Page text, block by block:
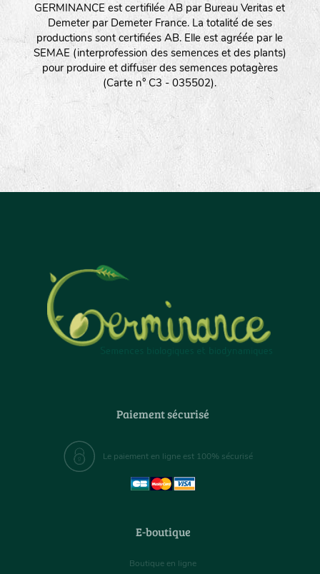
GERMINANCE est certifilée AB par Bureau Veritas et
Demeter par Demeter France. La totalité de ses
productions sont certifiées AB. Elle est agréée par le
SEMAE (interprofession des semences et des plants)
pour produire et diffuser des semences potagères
(Carte n° C3 - 035502).
Paiement sécurisé
Le paiement en ligne est 100% sécurisé
E-boutique
Boutique en ligne